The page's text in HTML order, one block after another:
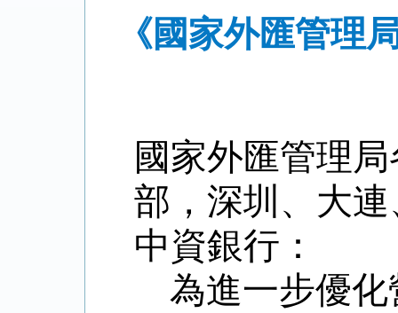
《國家外匯管理
國家外匯管理
部，深圳、大
中資銀行：
為進一步優